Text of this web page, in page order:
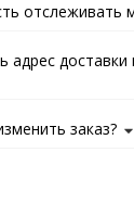
отслеживать
адрес
заказ?